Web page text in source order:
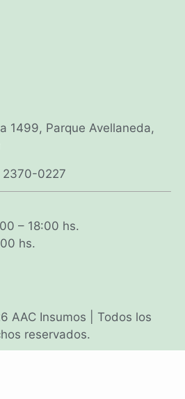
1499, Parque Avellaneda,
2370-0227
– 18:00 hs.
hs.
AAC Insumos | Todos los
reservados.